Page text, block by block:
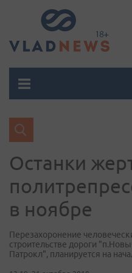
Останки
в ноябре
Перезахоронение
строительстве дороги
Патрокл", планируется на